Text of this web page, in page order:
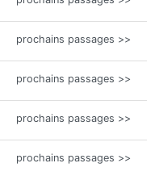
prochains passages >>
prochains passages >>
prochains passages >>
prochains passages >>